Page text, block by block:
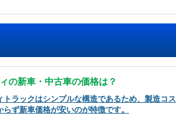
の新車・中古車の価格は？
トラックはシンプルな構造であるため、製造コス
らず新車価格が安いのが特徴です。